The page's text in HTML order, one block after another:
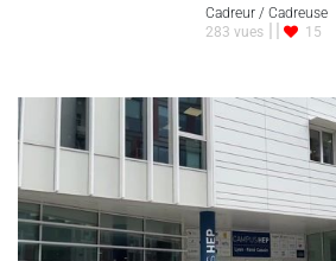
Cadreur / Cadreuse
283 vues
15